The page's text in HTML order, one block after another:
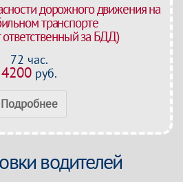
дорожного движения на
транспорте
ответственный за БДД)
72 час.
4200руб.
Подробнее
водителей